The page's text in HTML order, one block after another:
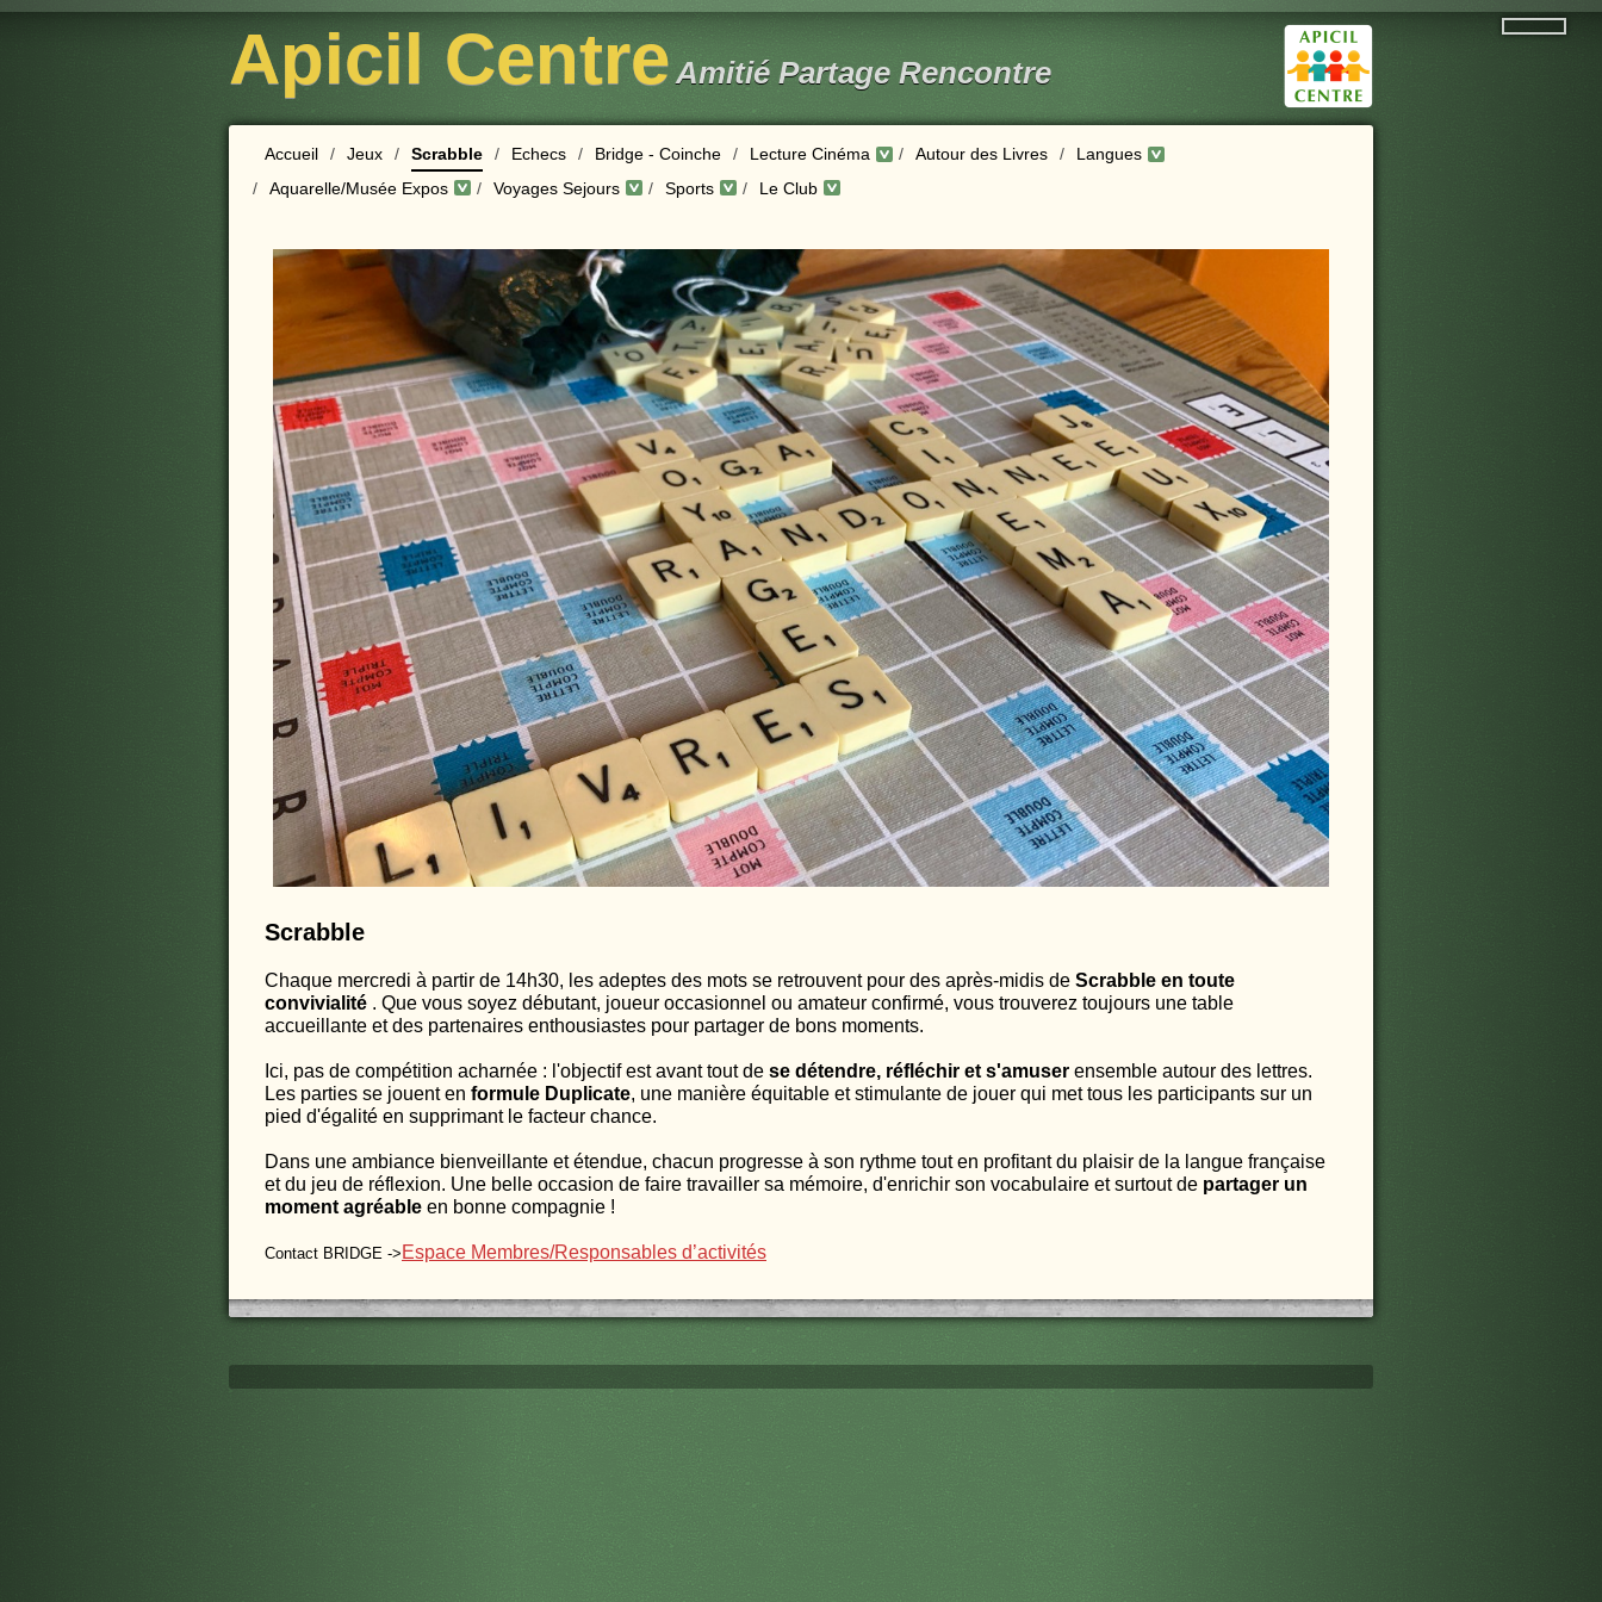
Apicil Centre Amitié Partage Rencontre
Accueil / Jeux / Scrabble / Echecs / Bridge - Coinche / Lecture Cinéma / Autour des Livres /
Langues
/
Aquarelle/Musée Expos / Voyages Sejours / Sports / Le Club
Scrabble
Chaque mercredi à partir de 14h30, les adeptes des mots se retrouvent pour des après-midis de Scrabble en toute
convivialité . Que vous soyez débutant, joueur occasionnel ou amateur confirmé, vous trouverez toujours une table
accueillante et des partenaires enthousiastes pour partager de bons moments.
Ici, pas de compétition acharnée : l'objectif est avant tout de se détendre, réfléchir et s'amuser ensemble autour des lettres.
Les parties se jouent en formule Duplicate, une manière équitable et stimulante de jouer qui met tous les participants sur un
pied d'égalité en supprimant le facteur chance.
Dans une ambiance bienveillante et étendue, chacun progresse à son rythme tout en profitant du plaisir de la langue française
et du jeu de réflexion. Une belle occasion de faire travailler sa mémoire, d'enrichir son vocabulaire et surtout de partager un
moment agréable en bonne compagnie !
Contact BRIDGE -> Espace Membres/Responsables d’activités